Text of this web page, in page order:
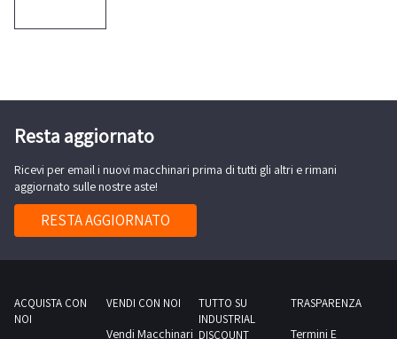
Cesab
4
Citroen
1
Comincia
online su
Discount!
Resta aggiornato
Ricevi per email i nuovi macchinari prima di tutti gli altri e rimani
aggiornato sulle nostre aste!
RESTA AGGIORNATO
ACQUISTA CON
NOI
VENDI CON NOI
Vendi Macchinari
TUTTO SU
INDUSTRIAL
DISCOUNT
TRASPARENZA
Termini E